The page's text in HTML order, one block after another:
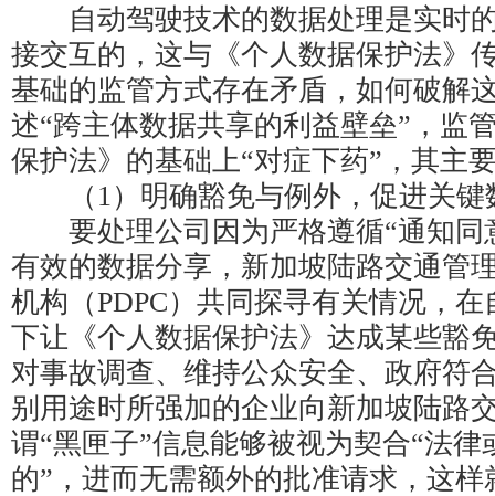
自动驾驶技术的数据处理是实时
接交互的，这与《个人数据保护法》
基础的监管方式存在矛盾，如何破解
述“跨主体数据共享的利益壁垒”，监
保护法》的基础上“对症下药”，其主
（1）明确豁免与例外，促进关键
要处理公司因为严格遵循“通知同
有效的数据分享，新加坡陆路交通管
机构（PDPC）共同探寻有关情况，
下让《个人数据保护法》达成某些豁
对事故调查、维持公众安全、政府符
别用途时所强加的企业向新加坡陆路
谓“黑匣子”信息能够被视为契合“法律
的”，进而无需额外的批准请求，这